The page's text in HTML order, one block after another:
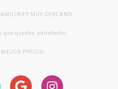
Y MUY CERCANO.
que quedes satisfecho.
PRECIO.